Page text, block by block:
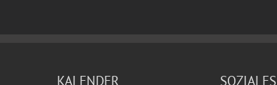
KALENDER SOZIALES